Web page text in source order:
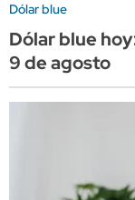
Dólar blue
Dólar blue
9 de agosto